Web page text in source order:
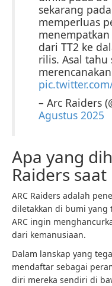
sekarang
memperluas
dari TT2 ke
rilis. Asal tahu
– Arc Raiders
Agustus 2025
Apa yang
Raiders
ARC Raiders adalah
diletakkan di bumi yang
ARC ingin
dari kemanusiaan.
Dalam lanskap yang
mendaftar sebagai
diri mereka sendiri di